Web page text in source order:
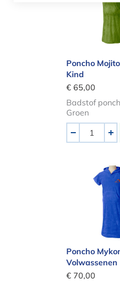
Poncho
Kind
€ 65,00
Badstof
Groen
+
Poncho
Poncho
Volwassenen
€ 70,00